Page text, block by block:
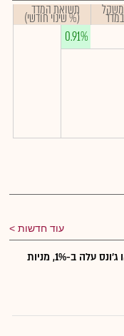
משקל
במדד תשואת המדד
(% שינוי חודשי)
0.91%
עוד חדשות
נעילה מעורבת בוול סטריט, דאו ג'ונס עלה ב-1%, מניות